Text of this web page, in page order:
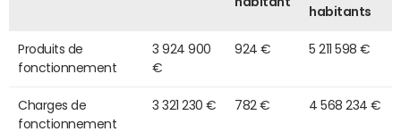
habitants
Produits de
fonctionnement
3 924 900
€
924 € 5 211 598 €
Charges de
fonctionnement
3 321 230 € 782 € 4 568 234 €